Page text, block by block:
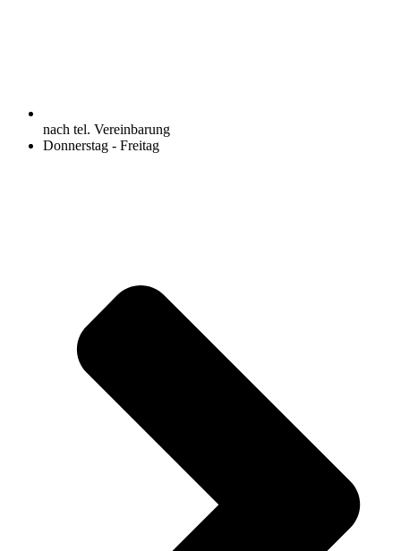
nach tel. Vereinbarung
Donnerstag - Freitag